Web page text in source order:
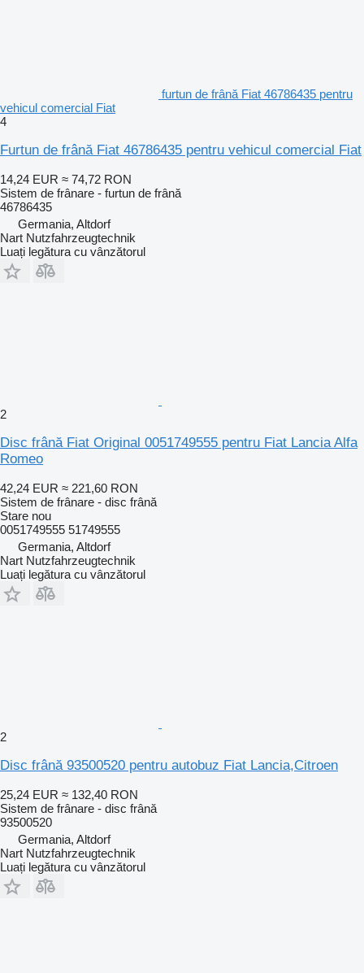
furtun de frână Fiat 46786435 pentru
vehicul comercial Fiat
4
Furtun de frână Fiat 46786435 pentru vehicul comercial Fiat
14,24 EUR ≈ 74,72 RON
Sistem de frânare - furtun de frână
46786435
Germania, Altdorf
Nart Nutzfahrzeugtechnik
Luați legătura cu vânzătorul
2
Disc frână Fiat Original 0051749555 pentru Fiat Lancia Alfa
Romeo
42,24 EUR ≈ 221,60 RON
Sistem de frânare - disc frână
Stare nou
0051749555 51749555
Germania, Altdorf
Nart Nutzfahrzeugtechnik
Luați legătura cu vânzătorul
2
Disc frână 93500520 pentru autobuz Fiat Lancia,Citroen
25,24 EUR ≈ 132,40 RON
Sistem de frânare - disc frână
93500520
Germania, Altdorf
Nart Nutzfahrzeugtechnik
Luați legătura cu vânzătorul